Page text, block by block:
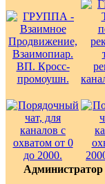
Администратор